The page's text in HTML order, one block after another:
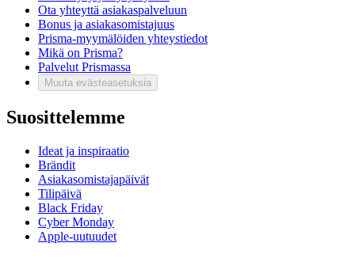
Ota yhteyttä asiakaspalveluun
Bonus ja asiakasomistajuus
Prisma-myymälöiden yhteystiedot
Mikä on Prisma?
Palvelut Prismassa
Muuta evästeasetuksia
Suosittelemme
Ideat ja inspiraatio
Brändit
Asiakasomistajapäivät
Tilipäivä
Black Friday
Cyber Monday
Apple-uutuudet